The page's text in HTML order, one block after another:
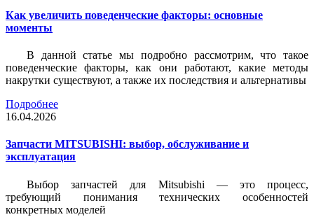
Как увеличить поведенческие факторы: основные
моменты
В данной статье мы подробно рассмотрим, что такое
поведенческие факторы, как они работают, какие методы
накрутки существуют, а также их последствия и альтернативы
Подробнее
16.04.2026
Запчасти MITSUBISHI: выбор, обслуживание и
эксплуатация
Выбор запчастей для Mitsubishi — это процесс,
требующий понимания технических особенностей
конкретных моделей